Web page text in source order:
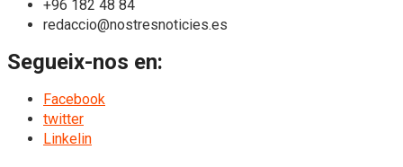
+96 182 48 84
redaccio@nostresnoticies.es
Segueix-nos en:
Facebook
twitter
Linkelin